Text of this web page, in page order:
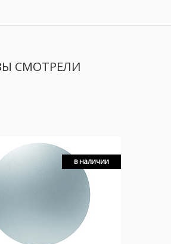
СМОТРЕЛИ
в наличии